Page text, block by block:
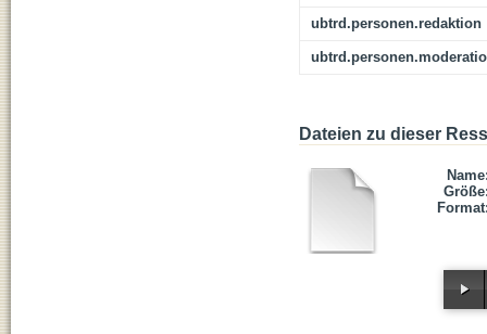
ubtrd.personen.redaktion
Dateien zu dieser